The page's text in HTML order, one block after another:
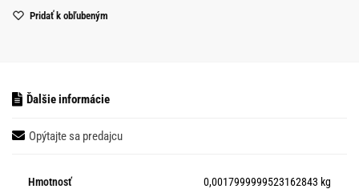
Pridať k obľubeným
Ďalšie informácie
Opýtajte sa predajcu
Hmotnosť 0,0017999999523162843 kg